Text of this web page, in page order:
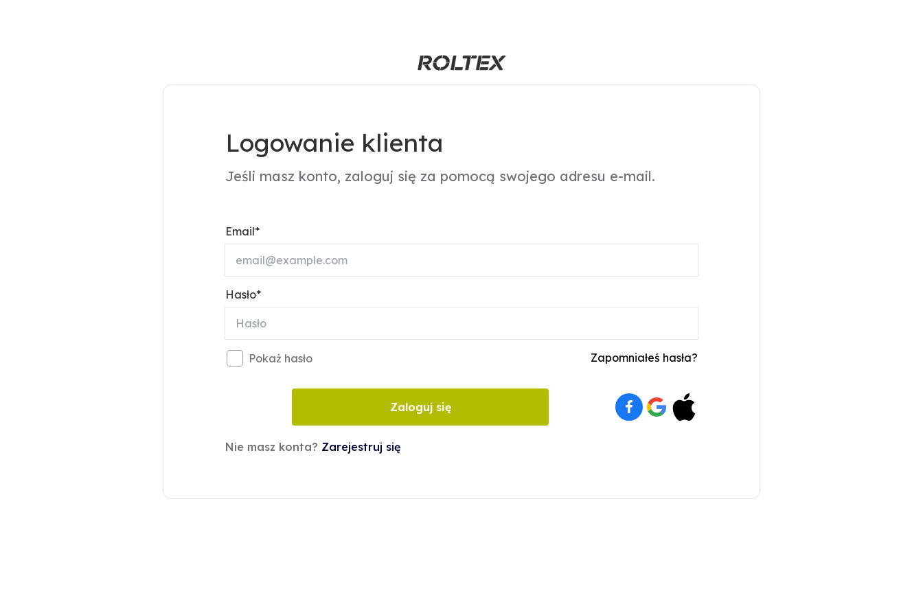
Logowanie klienta
Jeśli masz konto, zaloguj się za pomocą swojego adresu e-mail.
Email
Hasło
Pokaż hasło Zapomniałeś hasła?
Zaloguj się
Nie masz konta? Zarejestruj się